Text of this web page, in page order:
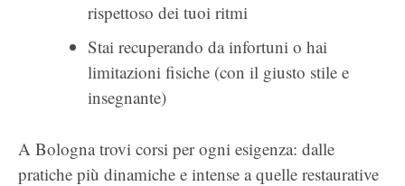
rispettoso dei tuoi ritmi
Stai recuperando da infortuni o hai
limitazioni fisiche (con il giusto stile e
insegnante)
A Bologna trovi corsi per ogni esigenza: dalle
pratiche più dinamiche e intense a quelle restaurative